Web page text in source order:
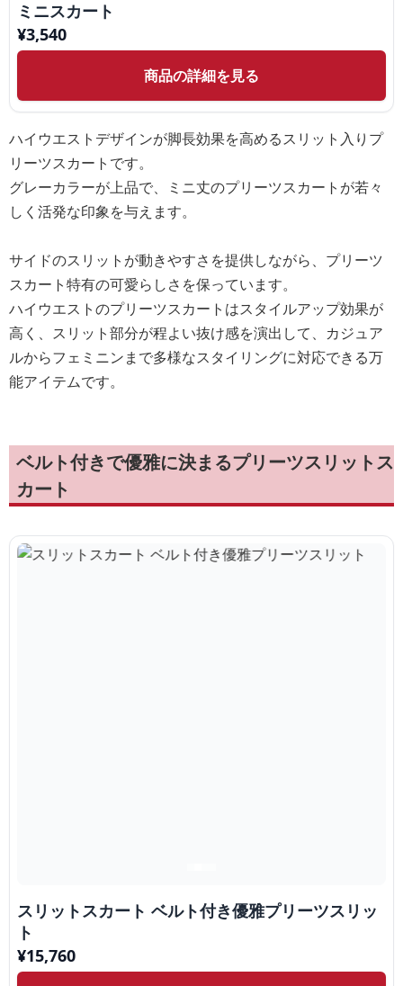
ミニスカート
¥3,540
商品の詳細を見る
ハイウエストデザインが脚長効果を高めるスリット入りプ
リーツスカートです。
グレーカラーが上品で、ミニ丈のプリーツスカートが若々
しく活発な印象を与えます。
サイドのスリットが動きやすさを提供しながら、プリーツ
スカート特有の可愛らしさを保っています。
ハイウエストのプリーツスカートはスタイルアップ効果が
高く、スリット部分が程よい抜け感を演出して、カジュア
ルからフェミニンまで多様なスタイリングに対応できる万
能アイテムです。
ベルト付きで優雅に決まるプリーツスリットス
カート
スリットスカート ベルト付き優雅プリーツスリッ
ト
¥15,760